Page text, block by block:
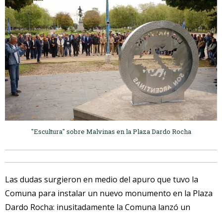
"Escultura" sobre Malvinas en la Plaza Dardo Rocha
Las dudas surgieron en medio del apuro que tuvo la
Comuna para instalar un nuevo monumento en la Plaza
Dardo Rocha: inusitadamente la Comuna lanzó un